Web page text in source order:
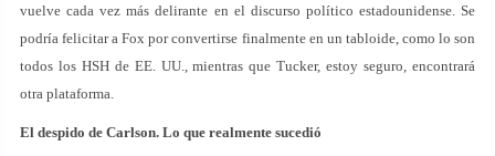
vuelve cada vez más delirante en el discurso político estadounidense. Se
podría felicitar a Fox por convertirse finalmente en un tabloide, como lo son
todos los HSH de EE. UU., mientras que Tucker, estoy seguro, encontrará
otra plataforma.
El despido de Carlson. Lo que realmente sucedió